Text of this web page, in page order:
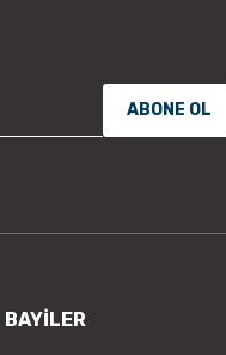
ABONE OL
BAYİLER